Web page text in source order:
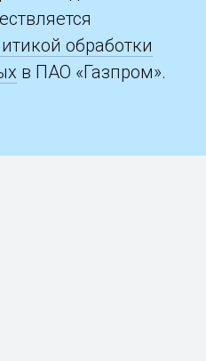
обработки
в ПАО «Газпром».